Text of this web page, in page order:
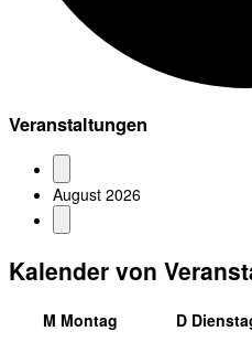
Veranstaltungen
August 2026
Kalender von
M Montag D